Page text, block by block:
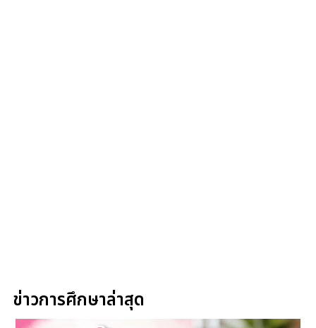
ข่าวการศึกษาล่าสุด